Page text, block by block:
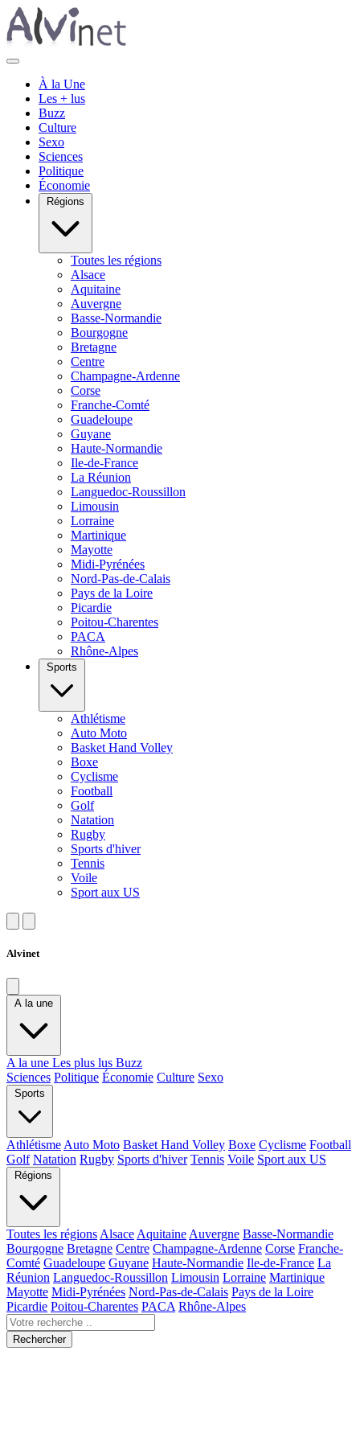
À la Une
Les + lus
Buzz
Culture
Sexo
Sciences
Politique
Économie
Régions
Toutes les régions
Alsace
Aquitaine
Auvergne
Basse-Normandie
Bourgogne
Bretagne
Centre
Champagne-Ardenne
Corse
Franche-Comté
Guadeloupe
Guyane
Haute-Normandie
Ile-de-France
La Réunion
Languedoc-Roussillon
Limousin
Lorraine
Martinique
Mayotte
Midi-Pyrénées
Nord-Pas-de-Calais
Pays de la Loire
Picardie
Poitou-Charentes
PACA
Rhône-Alpes
Sports
Athlétisme
Auto Moto
Basket Hand Volley
Boxe
Cyclisme
Football
Golf
Natation
Rugby
Sports d'hiver
Tennis
Voile
Sport aux US
Alvinet
A la une
A la une Les plus lus Buzz
Sciences Politique Économie Culture Sexo
Sports
Athlétisme Auto Moto Basket Hand Volley Boxe Cyclisme Football
Golf Natation Rugby Sports d'hiver Tennis Voile Sport aux US
Régions
Toutes les régions Alsace Aquitaine Auvergne Basse-Normandie
Bourgogne Bretagne Centre Champagne-Ardenne Corse Franche-
Comté Guadeloupe Guyane Haute-Normandie Ile-de-France La
Réunion Languedoc-Roussillon Limousin Lorraine Martinique
Mayotte Midi-Pyrénées Nord-Pas-de-Calais Pays de la Loire
Picardie Poitou-Charentes PACA Rhône-Alpes
Rechercher